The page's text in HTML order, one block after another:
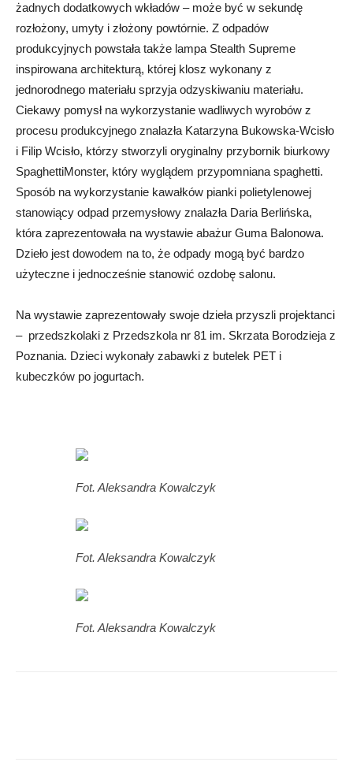
żadnych dodatkowych wkładów – może być w sekundę
rozłożony, umyty i złożony powtórnie. Z odpadów
produkcyjnych powstała także lampa Stealth Supreme
inspirowana architekturą, której klosz wykonany z
jednorodnego materiału sprzyja odzyskiwaniu materiału.
Ciekawy pomysł na wykorzystanie wadliwych wyrobów z
procesu produkcyjnego znalazła Katarzyna Bukowska-Wcisło
i Filip Wcisło, którzy stworzyli oryginalny przybornik biurkowy
SpaghettiMonster, który wyglądem przypomniana spaghetti.
Sposób na wykorzystanie kawałków pianki polietylenowej
stanowiący odpad przemysłowy znalazła Daria Berlińska,
która zaprezentowała na wystawie abażur Guma Balonowa.
Dzieło jest dowodem na to, że odpady mogą być bardzo
użyteczne i jednocześnie stanowić ozdobę salonu.
Na wystawie zaprezentowały swoje dzieła przyszli projektanci
– przedszkolaki z Przedszkola nr 81 im. Skrzata Borodzieja z
Poznania. Dzieci wykonały zabawki z butelek PET i
kubeczków po jogurtach.
Fot. Aleksandra Kowalczyk
Fot. Aleksandra Kowalczyk
Fot. Aleksandra Kowalczyk